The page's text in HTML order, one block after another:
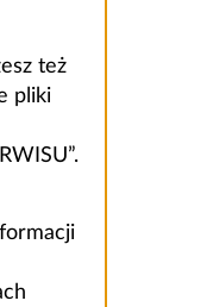
też
pliki